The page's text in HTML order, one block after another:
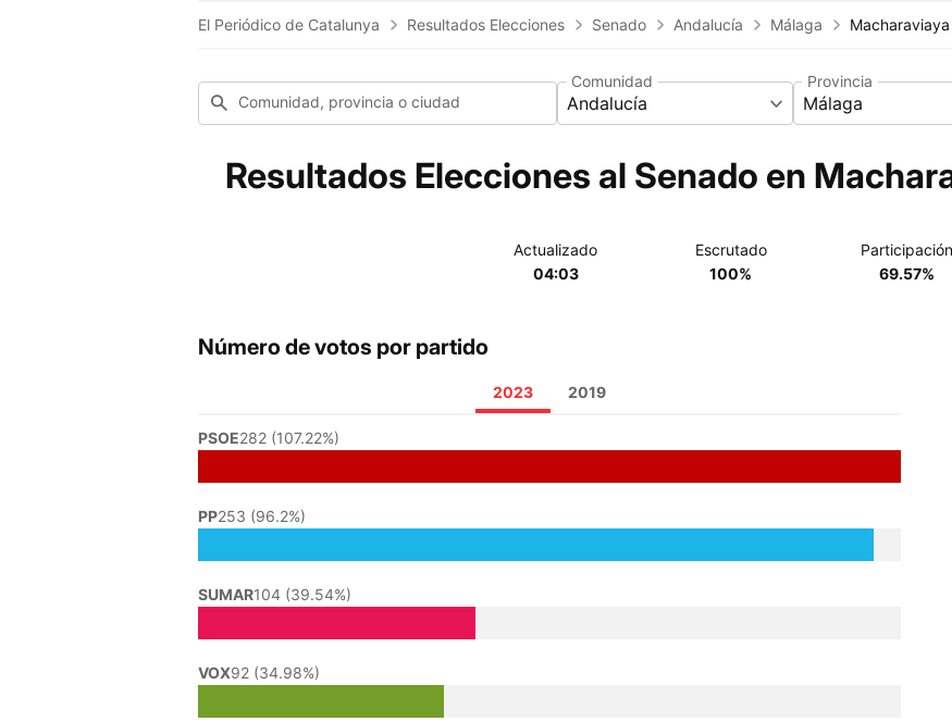
El Periódico de Catalunya Resultados Elecciones Senado Andalucía Málaga Macharaviaya
Comunidad, provincia o ciudad Andalucía
Comunidad
Málaga
Provincia
Resultados Elecciones al Senado en
Actualizado
04:03
Escrutado
100%
Participación
69.57%
Número de votos por partido
2023 2019
PSOE282 (107.22%)
PP253 (96.2%)
SUMAR104 (39.54%)
VOX92 (34.98%)